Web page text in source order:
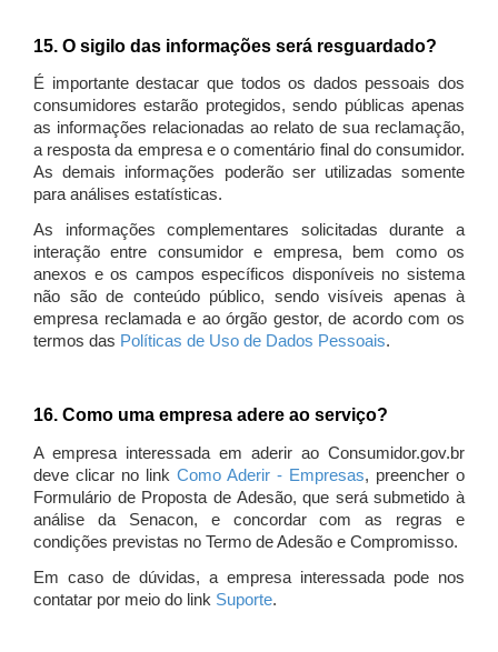
15. O sigilo das informações será resguardado?
É importante destacar que todos os dados pessoais dos
consumidores estarão protegidos, sendo públicas apenas
as informações relacionadas ao relato de sua reclamação,
a resposta da empresa e o comentário final do consumidor.
As demais informações poderão ser utilizadas somente
para análises estatísticas.
As informações complementares solicitadas durante a
interação entre consumidor e empresa, bem como os
anexos e os campos específicos disponíveis no sistema
não são de conteúdo público, sendo visíveis apenas à
empresa reclamada e ao órgão gestor, de acordo com os
termos das Políticas de Uso de Dados Pessoais.
16. Como uma empresa adere ao serviço?
A empresa interessada em aderir ao Consumidor.gov.br
deve clicar no link Como Aderir - Empresas, preencher o
Formulário de Proposta de Adesão, que será submetido à
análise da Senacon, e concordar com as regras e
condições previstas no Termo de Adesão e Compromisso.
Em caso de dúvidas, a empresa interessada pode nos
contatar por meio do link Suporte.